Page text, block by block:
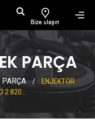
PARÇA
PARÇA /
ENJEKTÖR
2 820...